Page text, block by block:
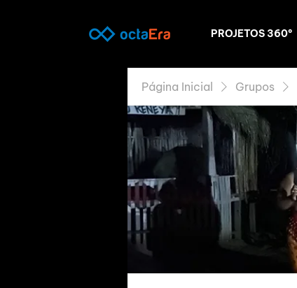
PROJETOS 360º
Página Inicial Grupos